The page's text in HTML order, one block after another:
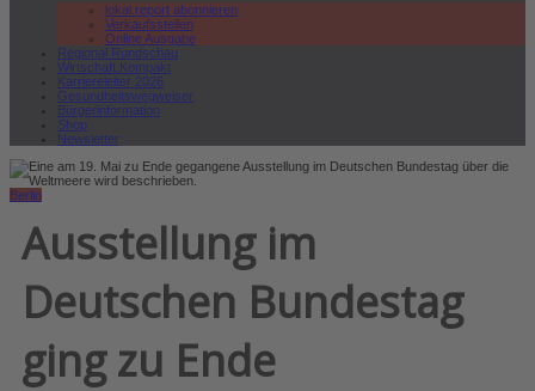
lokal.report abonnieren
Verkaufsstellen
Online Ausgabe
Regional Rundschau
Wirtschaft.Kompakt
Karriereleiter 2026
Gesundheitswegweiser
Bürgerinformation
Shop
Newsletter
Berlin
Ausstellung im
Deutschen Bundestag
ging zu Ende